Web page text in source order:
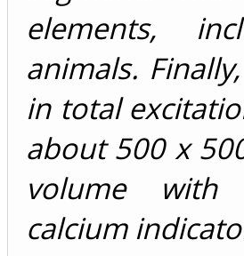
elements,
animals.
in total
about 500 x
volume with
calcium